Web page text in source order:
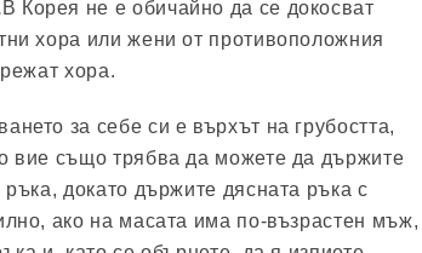
В Корея не е обичайно да се докосват
хора или жени от противоположния
хора.
за себе си е върхът на грубостта,
вие също трябва да можете да държите
докато държите дясната ръка с
ако на масата има по-възрастен мъж,